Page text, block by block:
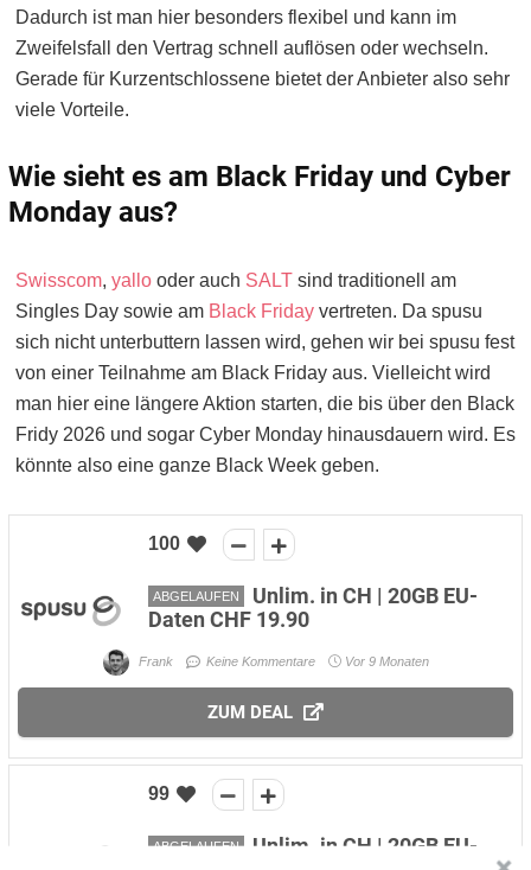
Dadurch ist man hier besonders flexibel und kann im
Zweifelsfall den Vertrag schnell auflösen oder wechseln.
Gerade für Kurzentschlossene bietet der Anbieter also sehr
viele Vorteile.
Wie sieht es am Black Friday und Cyber
Monday aus?
Swisscom, yallo oder auch SALT sind traditionell am
Singles Day sowie am Black Friday vertreten. Da spusu
sich nicht unterbuttern lassen wird, gehen wir bei spusu fest
von einer Teilnahme am Black Friday aus. Vielleicht wird
man hier eine längere Aktion starten, die bis über den Black
Fridy 2026 und sogar Cyber Monday hinausdauern wird. Es
könnte also eine ganze Black Week geben.
100
ABGELAUFEN
Unlim. in CH | 20GB EU-
Daten CHF 19.90
Frank Keine Kommentare Vor 9 Monaten
ZUM DEAL
99
ABGELAUFEN
Unlim. in CH | 20GB EU-